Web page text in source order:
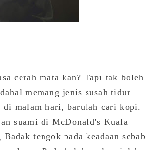
cerah mata kan? Tapi tak boleh
memang jenis susah tidur
di malam hari, barulah cari kopi.
suami di McDonald's Kuala
tengok pada keadaan sebab